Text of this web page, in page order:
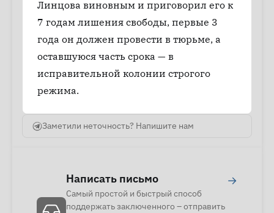
Линцова виновным и приговорил его к
7 годам лишения свободы, первые 3
года он должен провести в тюрьме, а
оставшуюся часть срока — в
исправительной колонии строгого
режима.
Заметили неточность? Напишите нам
Написать письмо
Самый простой и быстрый способ
поддержать заключенного – отправить
→